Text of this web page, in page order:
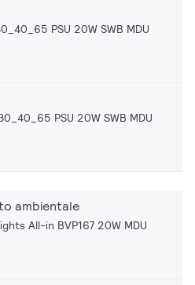
PSU 20W SWB MDU
PSU 20W SWB MDU
ambientale
All-in BVP167 20W MDU